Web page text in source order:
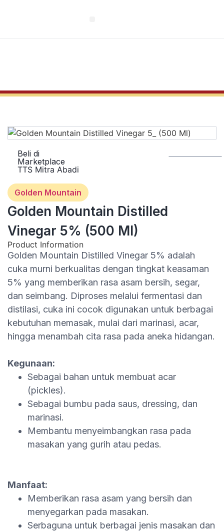
Beli di
Marketplace
TTS Mitra Abadi
Golden Mountain
Golden Mountain Distilled
Vinegar 5% (500 Ml)
Product Information
Golden Mountain Distilled Vinegar 5% adalah
cuka murni berkualitas dengan tingkat keasaman
5% yang memberikan rasa asam bersih, segar,
dan seimbang. Diproses melalui fermentasi dan
distilasi, cuka ini cocok digunakan untuk berbagai
kebutuhan memasak, mulai dari marinasi, acar,
hingga menambah cita rasa pada aneka hidangan.
Kegunaan:
Sebagai bahan untuk membuat acar
(pickles).
Sebagai bumbu pada saus, dressing, dan
marinasi.
Membantu menyeimbangkan rasa pada
masakan yang gurih atau pedas.
Manfaat:
Memberikan rasa asam yang bersih dan
menyegarkan pada masakan.
Serbaguna untuk berbagai jenis masakan dan